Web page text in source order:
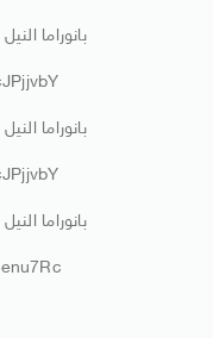
بانوراما النيل
بانوراما النيل
بانوراما النيل